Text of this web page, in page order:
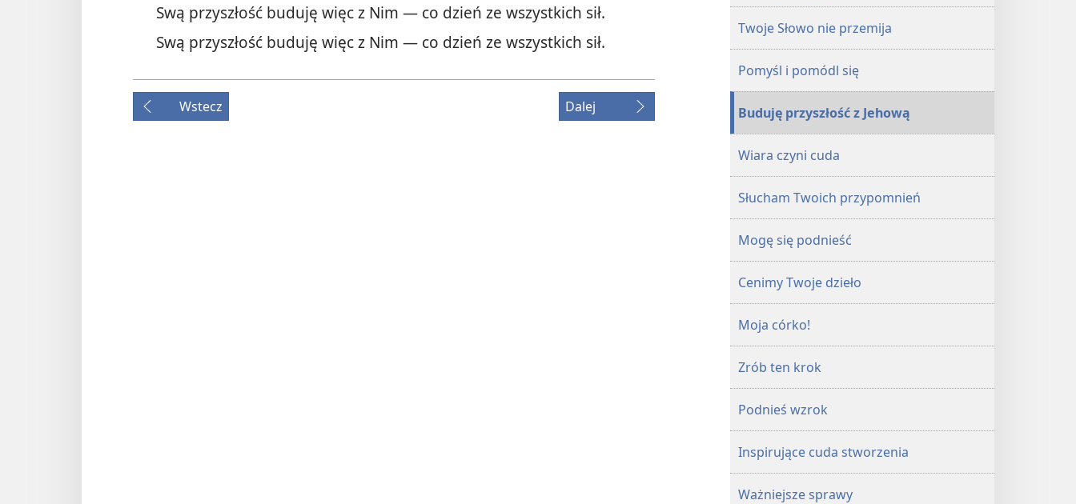
Swą przyszłość buduję więc z Nim — co dzień ze wszystkich sił.
Swą przyszłość buduję więc z Nim — co dzień ze wszystkich sił.
Wstecz Dalej
Twoje Słowo nie przemija
Pomyśl i pomódl się
Buduję przyszłość z Jehową
Wiara czyni cuda
Słucham Twoich przypomnień
Mogę się podnieść
Cenimy Twoje dzieło
Moja córko!
Zrób ten krok
Podnieś wzrok
Inspirujące cuda stworzenia
Ważniejsze sprawy